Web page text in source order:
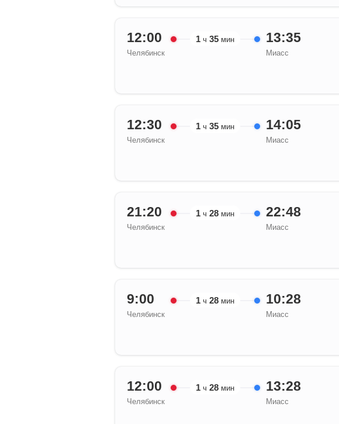
12:00
Челябинск
1 ч 35 мин 13:35
Миасс
12:30
Челябинск
1 ч 35 мин 14:05
Миасс
21:20
Челябинск
1 ч 28 мин 22:48
Миасс
9:00
Челябинск
1 ч 28 мин 10:28
Миасс
12:00
Челябинск
1 ч 28 мин 13:28
Миасс